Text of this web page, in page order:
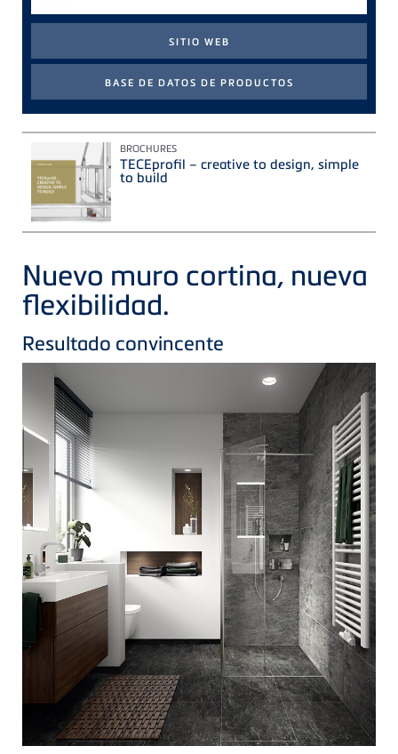
BROCHURES
TECEprofil – creative to design, simple
to build
Nuevo muro cortina, nueva
flexibilidad.
Resultado convincente